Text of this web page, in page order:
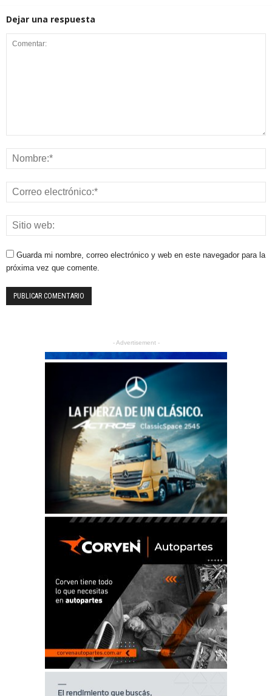
Dejar una respuesta
Guarda mi nombre, correo electrónico y web en este navegador para la
próxima vez que comente.
- Advertisement -